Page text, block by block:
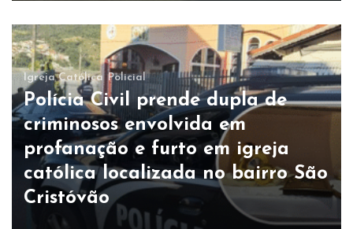
Igreja Católica Policial
Polícia Civil prende dupla de
criminosos envolvida em
profanação e furto em igreja
católica localizada no bairro São
Cristóvão